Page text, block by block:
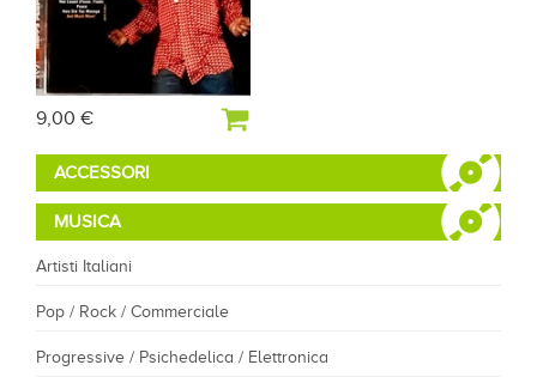
9,00 €
ACCESSORI
MUSICA
Artisti Italiani
Pop / Rock / Commerciale
Progressive / Psichedelica / Elettronica